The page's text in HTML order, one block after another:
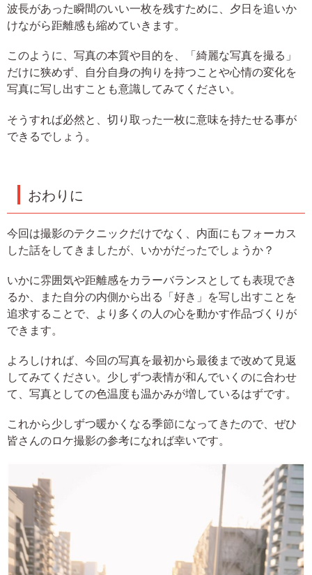
波長があった瞬間のいい一枚を残すために、夕日を追いか
けながら距離感も縮めていきます。
このように、写真の本質や目的を、「綺麗な写真を撮る」
だけに狭めず、自分自身の拘りを持つことや心情の変化を
写真に写し出すことも意識してみてください。
そうすれば必然と、切り取った一枚に意味を持たせる事が
できるでしょう。
おわりに
今回は撮影のテクニックだけでなく、内面にもフォーカス
した話をしてきましたが、いかがだったでしょうか？
いかに雰囲気や距離感をカラーバランスとしても表現でき
るか、また自分の内側から出る「好き」を写し出すことを
追求することで、より多くの人の心を動かす作品づくりが
できます。
よろしければ、今回の写真を最初から最後まで改めて見返
してみてください。少しずつ表情が和んでいくのに合わせ
て、写真としての色温度も温かみが増しているはずです。
これから少しずつ暖かくなる季節になってきたので、ぜひ
皆さんのロケ撮影の参考になれば幸いです。